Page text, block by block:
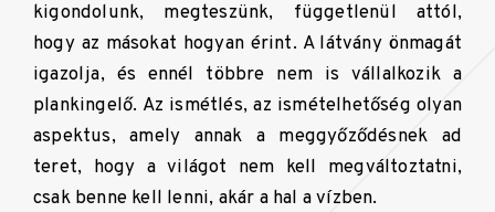
kigondolunk, megteszünk, függetlenül attól,
hogy az másokat hogyan érint. A látvány önmagát
igazolja, és ennél többre nem is vállalkozik a
plankingelő. Az ismétlés, az ismételhetőség olyan
aspektus, amely annak a meggyőződésnek ad
teret, hogy a világot nem kell megváltoztatni,
csak benne kell lenni, akár a hal a vízben.